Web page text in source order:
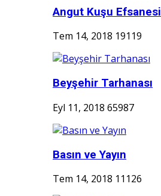
Angut Kuşu Efsanesi
Tem 14, 2018 19119
Beyşehir Tarhanası
Eyl 11, 2018 65987
Basın ve Yayın
Tem 14, 2018 11126